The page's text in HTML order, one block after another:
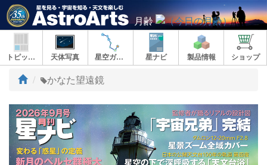
月齢
トピックス 天体写真 星空ガイド 星ナビ 製品情報 ショップ
ト
プ
かなた望遠鏡